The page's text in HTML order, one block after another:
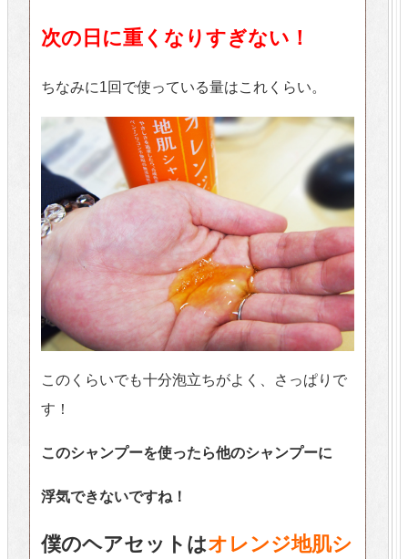
次の日に重くなりすぎない！
ちなみに1回で使っている量はこれくらい。
このくらいでも十分泡立ちがよく、さっぱりで
す！
このシャンプーを使ったら他のシャンプーに
浮気できないですね！
僕のヘアセットはオレンジ地肌シ